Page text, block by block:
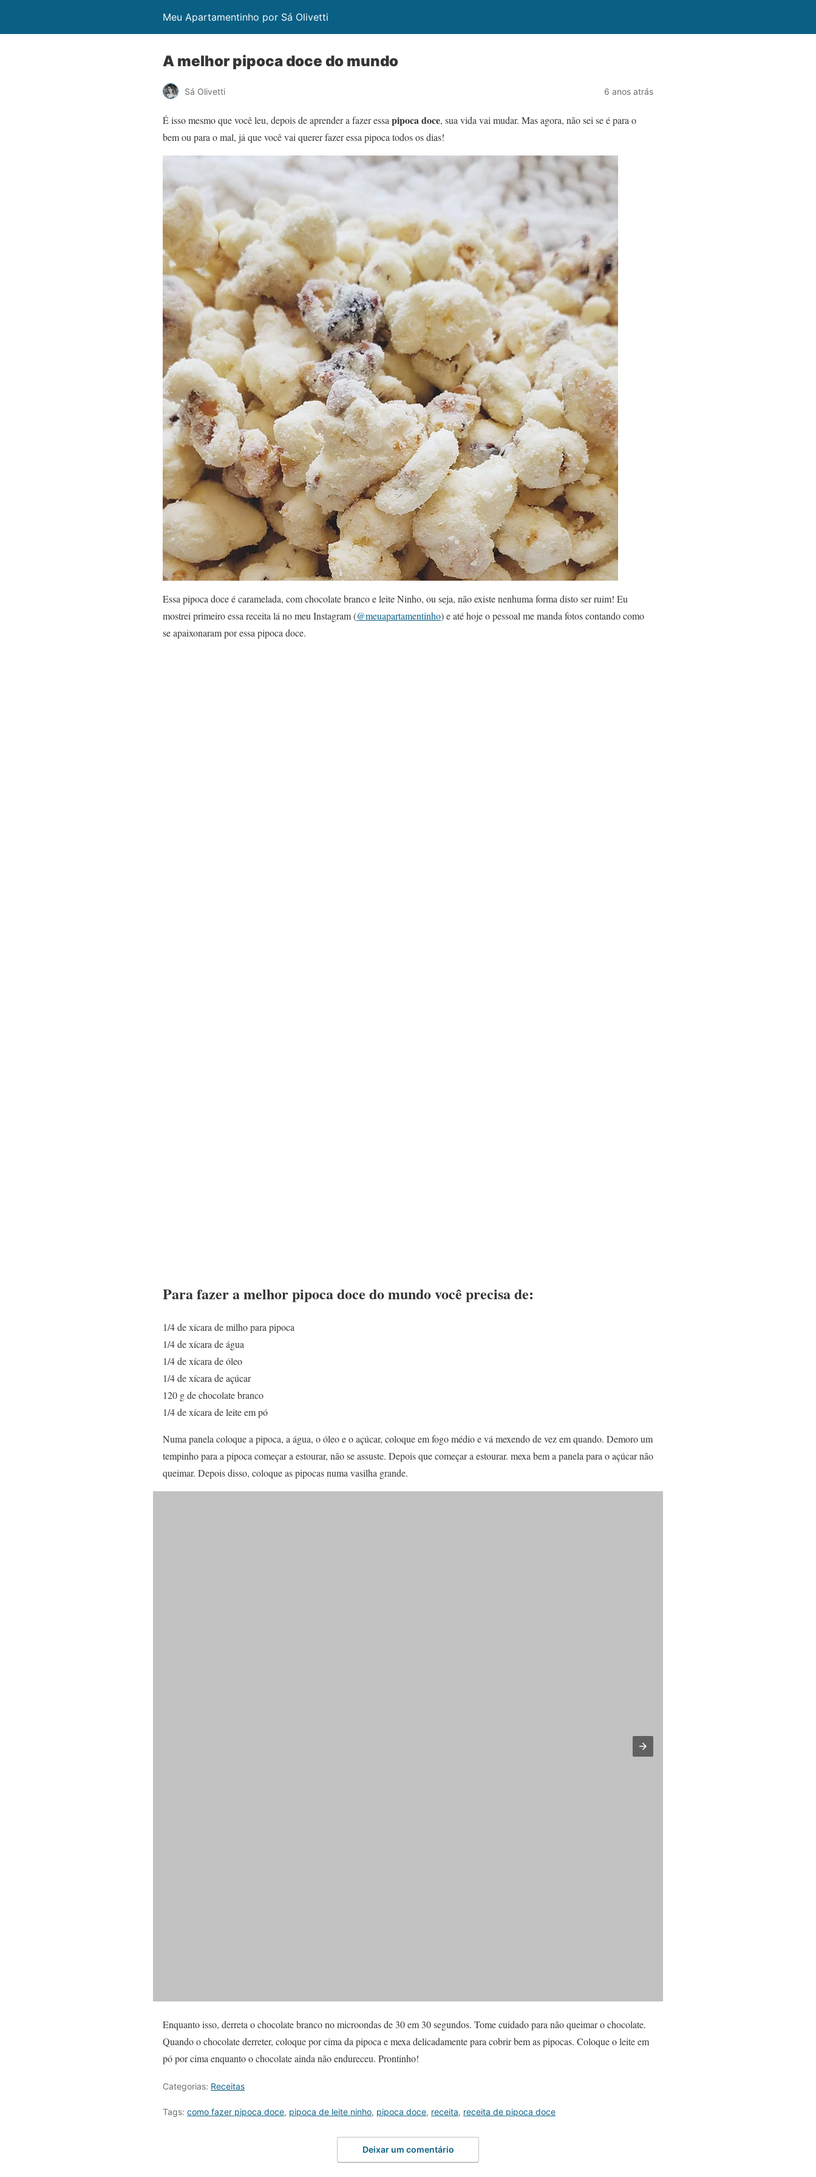
Meu Apartamentinho por Sá Olivetti
A melhor pipoca doce do mundo
Sá Olivetti 6 anos atrás
É isso mesmo que você leu, depois de aprender a fazer essa pipoca doce, sua vida vai mudar. Mas agora, não sei se é para o
bem ou para o mal, já que você vai querer fazer essa pipoca todos os dias!
Essa pipoca doce é caramelada, com chocolate branco e leite Ninho, ou seja, não existe nenhuma forma disto ser ruim! Eu
mostrei primeiro essa receita lá no meu Instagram (@meuapartamentinho) e até hoje o pessoal me manda fotos contando como
se apaixonaram por essa pipoca doce.
Para fazer a melhor pipoca doce do mundo você precisa de:
1/4 de xícara de milho para pipoca
1/4 de xícara de água
1/4 de xícara de óleo
1/4 de xícara de açúcar
120 g de chocolate branco
1/4 de xícara de leite em pó
Numa panela coloque a pipoca, a água, o óleo e o açúcar, coloque em fogo médio e vá mexendo de vez em quando. Demoro um
tempinho para a pipoca começar a estourar, não se assuste. Depois que começar a estourar. mexa bem a panela para o açúcar não
queimar. Depois disso, coloque as pipocas numa vasilha grande.
Enquanto isso, derreta o chocolate branco no microondas de 30 em 30 segundos. Tome cuidado para não queimar o chocolate.
Quando o chocolate derreter, coloque por cima da pipoca e mexa delicadamente para cobrir bem as pipocas. Coloque o leite em
pó por cima enquanto o chocolate ainda não endureceu. Prontinho!
Categorias: Receitas
Tags: como fazer pipoca doce, pipoca de leite ninho, pipoca doce, receita, receita de pipoca doce
Deixar um comentário